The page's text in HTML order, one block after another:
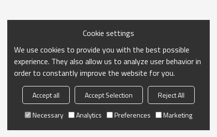
Cookie settings
We use cookies to provide you with the best possible
experience. They also allow us to analyze user behavior in
order to constantly improve the website for you.
Accept all Accept Selection
Reject All
Necessary
Analytics Preferences Marketing